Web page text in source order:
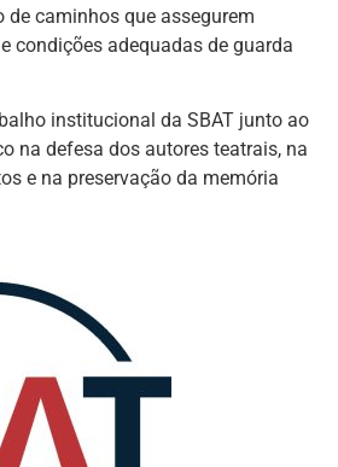
de caminhos que assegurem
condições adequadas de guarda
institucional da SBAT junto ao
na defesa dos autores teatrais, na
e na preservação da memória